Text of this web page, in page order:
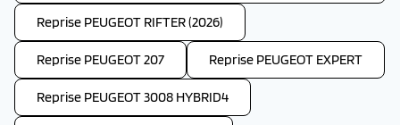
Reprise PEUGEOT RIFTER (2026)
Reprise PEUGEOT 207 Reprise PEUGEOT EXPERT
Reprise PEUGEOT 3008 HYBRID4